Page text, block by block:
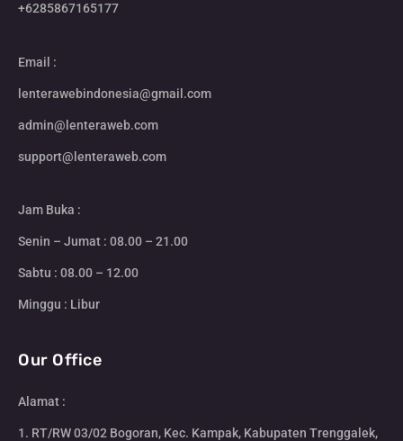
+6285867165177
Email :
lenterawebindonesia@gmail.com
admin@lenteraweb.com
support@lenteraweb.com
Jam Buka :
Senin – Jumat : 08.00 – 21.00
Sabtu : 08.00 – 12.00
Minggu : Libur
Our Office
Alamat :
1. RT/RW 03/02 Bogoran, Kec. Kampak, Kabupaten Trenggalek,